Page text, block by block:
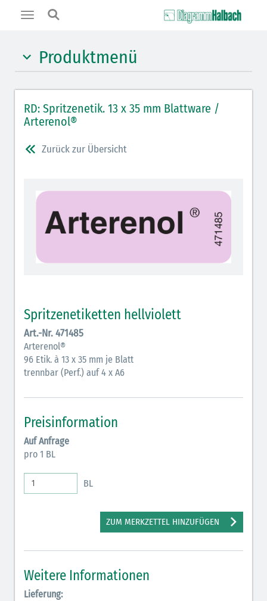
Toggle
Produktmenü
Benzodiazepine (orange)
Muskelrelaxantien (rot weißer Kopfbalken)
Opiate/Opioide (hellblau)
Opioid-Antagonisten (hellblau schraffiert)
schraffiert)
Anticholinergika (hellgrün)
Cholinergika (hellgrün schraffiert)
Rahmen)
Bronchodilatatoren (blau-braun)
Antikonvulsiva (grau-lila)
Inodilatatoren (rot-grün)
Elektrolyte (grün-pink)
Elektrolyte Kalium (grün-blau)
RD: Spritzenetik. 13 x 35 mm Blattware /
Arterenol®
Zurück zur Übersicht
Spritzenetiketten hellviolett
Art.-Nr. 471485
Arterenol®
96 Etik. à 13 x 35 mm je Blatt
trennbar (Perf.) auf 4 x A6
Preisinformation
Auf Anfrage
pro 1 BL
BL
ZUM MERKZETTEL HINZUFÜGEN
Weitere Informationen
Lieferung: